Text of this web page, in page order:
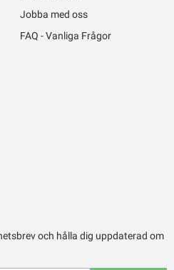
Jobba med oss
FAQ - Vanliga Frågor
och hålla dig uppdaterad om